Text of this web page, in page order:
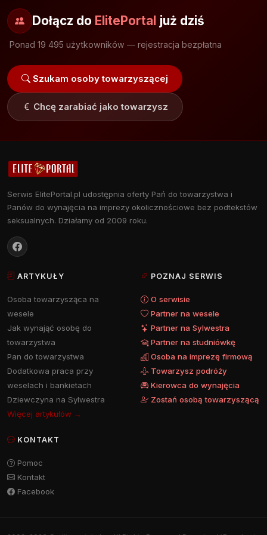
Dołącz do ElitePortal już dziś
Ponad 19 495 użytkowników — rejestracja bezpłatna
Szukam osoby towarzyszącej
Chcę zarabiać jako towarzysz
Serwis ElitePortal.pl udostępnia oferty Pań do towarzystwa i
Panów do wynajęcia na imprezy okolicznościowe bez podtekstów
seksualnych. Działamy od 2009 roku.
ARTYKUŁY
Osoba towarzysząca na
wesele
Jak wynająć osobę do
towarzystwa
Pan do towarzystwa
Dodatkowa praca przy
weselach i bankietach
Dziewczyna na Sylwestra
Więcej artykułów →
POZNAJ SERWIS
O serwisie
Partner na wesele
Partner na Sylwestra
Partner na studniówkę
Osoba na imprezę firmową
Towarzysz podróży
Kierowca do wynajęcia
Zostań osobą towarzyszącą
KONTAKT
Pomoc
Kontakt
Facebook